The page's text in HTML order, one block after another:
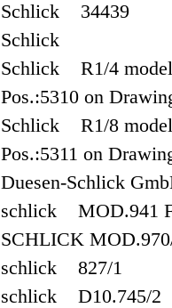
Schlick 34439
Schlick
Schlick R1/4
Pos.:5310 on
Schlick R1/8
Pos.:5311 on
Duesen-Schlick
schlick MOD.941
SCHLICK
schlick 827/1
schlick D10.745/2